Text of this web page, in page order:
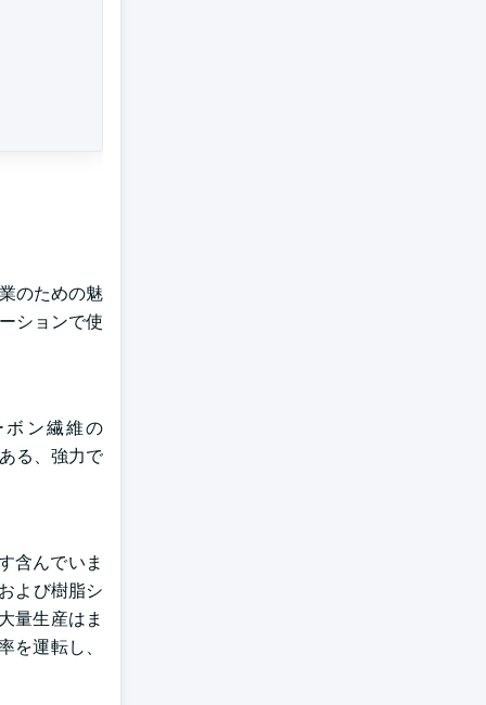
のための魅
ションで使
ン繊維の
る、強力で
含んでいま
よび樹脂シ
量生産はま
を運転し、